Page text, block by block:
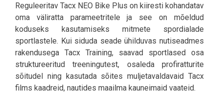
Reguleeritav Tacx NEO Bike Plus on kiiresti kohandatav
oma väliratta parameetritele ja see on mõeldud
koduseks kasutamiseks mitmete spordialade
sportlastele. Kui siduda seade ühilduvas nutiseadmes
rakendusega Tacx Training, saavad sportlased osa
struktureeritud treeningutest, osaleda profiratturite
sõitudel ning kasutada sõites muljetavaldavaid Tacx
films kaadreid, nautides maailma kauneimaid vaateid.